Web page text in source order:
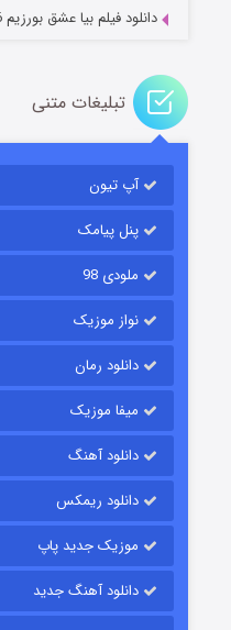
باب
قسمت۶ (زیرنویس)
قسمت۱۵ (دوبله)
دانلود فیلم بیا عشق بورزیم Let’s Love 2026
تبلیغات متنی
آپ تیون
پنل پیامک
ملودی 98
نواز موزیک
دانلود رمان
میفا موزیک
دانلود آهنگ
دانلود ریمکس
موزیک جدید پاپ
دانلود آهنگ جدید